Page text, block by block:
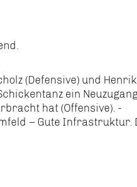
(Defensive) und
ein
hat (Offensive). -
– Gute Infrastruktur.